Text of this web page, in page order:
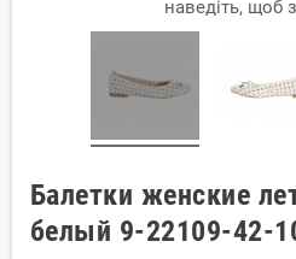
наведіть, щоб
Балетки женские
белый 9-22109-42-